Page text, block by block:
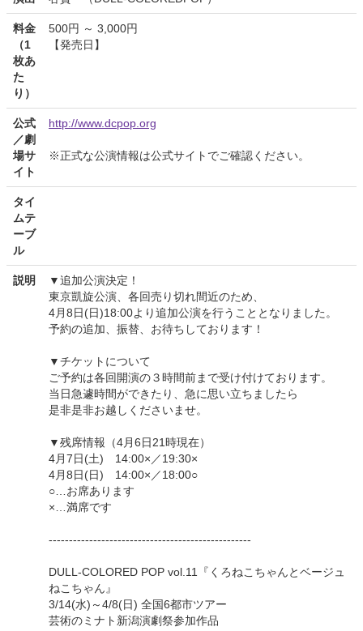
料金
（1
枚あ
た
り）
500円 ～ 3,000円
【発売日】
公式
／劇
場サ
イト
http://www.dcpop.org
※正式な公演情報は公式サイトでご確認ください。
タイ
ムテ
ーブ
ル
説明
▼追加公演決定！
東京凱旋公演、各回売り切れ間近のため、
4月8日(日)18:00より追加公演を行うこととなりました。
予約の追加、振替、お待ちしております！
▼チケットについて
ご予約は各回開演の３時間前まで受け付けております。
当日急遽時間ができたり、急に思い立ちましたら
是非是非お越しくださいませ。
▼残席情報（4月6日21時現在）
4月7日(土) 14:00×／19:30×
4月8日(日) 14:00×／18:00○
○…お席あります
×…満席です
--------------------------------------------------
DULL-COLORED POP vol.11『くろねこちゃんとベージュ
ねこちゃん』
3/14(水)～4/8(日) 全国6都市ツアー
芸術のミナト新潟演劇祭参加作品